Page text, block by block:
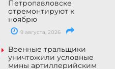
Петропавловске
отремонтируют к
ноябрю
9 августа, 2026
Военные тральщики
уничтожили условные
мины артиллерийским